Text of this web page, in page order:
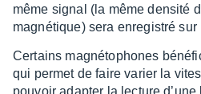
même signal (la même densité
magné­tique) sera enre­gis­tré
Certains magné­to­phones
qui permet de faire varier la